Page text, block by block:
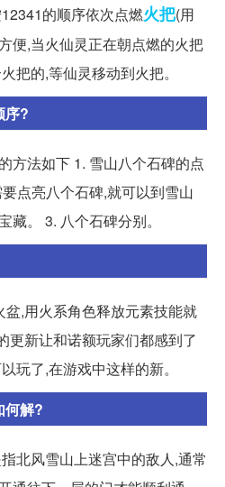
的顺序依次点燃火把(用
便,当火仙灵正在朝点燃的火把
把的,等仙灵移动到火把。
序?
方法如下 1. 雪山八个石碑的点
点亮八个石碑,就可以到雪山
。 3. 八个石碑分别。
,用火系角色释放元素技能就
更新让和诺额玩家们都感到了
玩了,在游戏中这样的新。
何解?
北风雪山上迷宫中的敌人,通常